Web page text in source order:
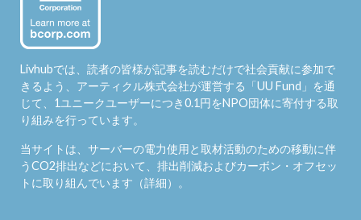
Livhubでは、読者の皆様が記事を読むだけで社会貢献に参加で
きるよう、アーティクル株式会社が運営する「UU Fund 」を通
じて、1ユニークユーザーにつき0.1円をNPO団体に寄付する取
り組みを行っています。
当サイトは、サーバーの電力使用と取材活動のための移動に伴
うCO2排出などにおいて、排出削減およびカーボン・オフセッ
トに取り組んでいます（詳細）。